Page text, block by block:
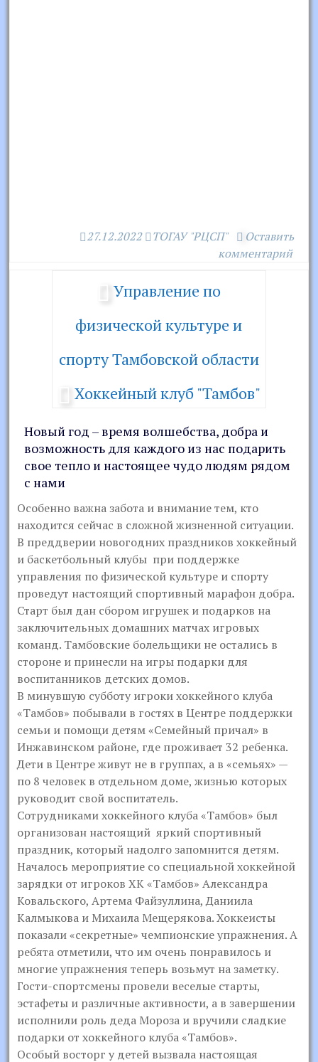
27.12.2022 ТОГАУ "РЦСП"
Оставить
комментарий
Управление по
физической культуре и
спорту Тамбовской области
Хоккейный клуб "Тамбов"
Новый год – время волшебства, добра и
возможность для каждого из нас подарить
свое тепло и настоящее чудо людям рядом
с нами
Особенно важна забота и внимание тем, кто
находится сейчас в сложной жизненной ситуации.
В преддверии новогодних праздников хоккейный
и баскетбольный клубы при поддержке
управления по физической культуре и спорту
проведут настоящий спортивный марафон добра.
Старт был дан сбором игрушек и подарков на
заключительных домашних матчах игровых
команд. Тамбовские болельщики не остались в
стороне и принесли на игры подарки для
воспитанников детских домов.
В минувшую субботу игроки хоккейного клуба
«Тамбов» побывали в гостях в Центре поддержки
семьи и помощи детям «Семейный причал» в
Инжавинском районе, где проживает 32 ребенка.
Дети в Центре живут не в группах, а в «семьях» —
по 8 человек в отдельном доме, жизнью которых
руководит свой воспитатель.
Сотрудниками хоккейного клуба «Тамбов» был
организован настоящий яркий спортивный
праздник, который надолго запомнится детям.
Началось мероприятие со специальной хоккейной
зарядки от игроков ХК «Тамбов» Александра
Ковальского, Артема Файзуллина, Даниила
Калмыкова и Михаила Мещерякова. Хоккеисты
показали «секретные» чемпионские упражнения. А
ребята отметили, что им очень понравилось и
многие упражнения теперь возьмут на заметку.
Гости-спортсмены провели веселые старты,
эстафеты и различные активности, а в завершении
исполнили роль деда Мороза и вручили сладкие
подарки от хоккейного клуба «Тамбов».
Особый восторг у детей вызвала настоящая